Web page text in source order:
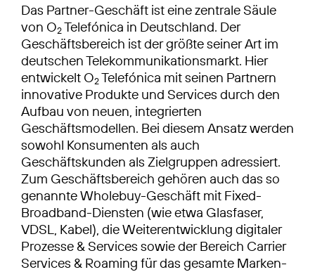
Das Partner-Geschäft ist eine zentrale Säule
von O2Telefónica in Deutschland. Der
Geschäftsbereich ist der größte seiner Art im
deutschen Telekommunikationsmarkt. Hier
entwickelt O2Telefónica mit seinen Partnern
innovative Produkte und Services durch den
Aufbau von neuen, integrierten
Geschäftsmodellen. Bei diesem Ansatz werden
sowohl Konsumenten als auch
Geschäftskunden als Zielgruppen adressiert.
Zum Geschäftsbereich gehören auch das so
genannte Wholebuy-Geschäft mit Fixed-
Broadband-Diensten (wie etwa Glasfaser,
VDSL, Kabel), die Weiterentwicklung digitaler
Prozesse & Services sowie der Bereich Carrier
Services & Roaming für das gesamte Marken-